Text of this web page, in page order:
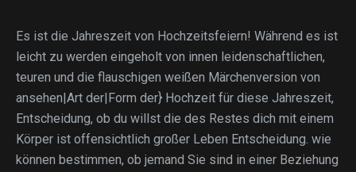
Es ist die Jahreszeit von Hochzeitsfeiern! Während es ist
leicht zu werden eingeholt von innen leidenschaftlichen,
teuren und die flauschigen weißen Märchenversion von
ansehen|Art der|Form der} Hochzeit für diese Jahreszeit,
Entscheidung, ob du willst die des Restes dich mit einem
Körper ist offensichtlich großer Leben Entscheidung. wie
können bestimmen, ob jemand Sie sind in einer Beziehung